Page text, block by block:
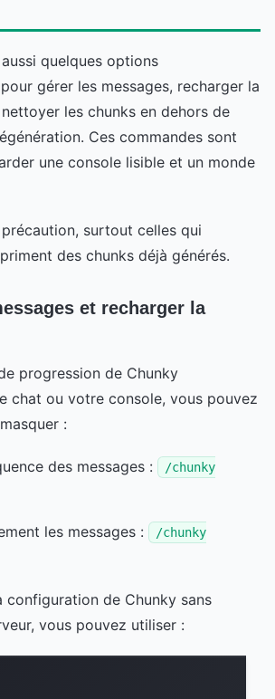
quelques options
gérer les messages, recharger la
les chunks en dehors de
Ces commandes sont
une console lisible et un monde
surtout celles qui
des chunks déjà générés.
et recharger la
progression de Chunky
chat ou votre console, vous pouvez
:
des messages :
/chunky
les messages :
/chunky
configuration de Chunky sans
vous pouvez utiliser :